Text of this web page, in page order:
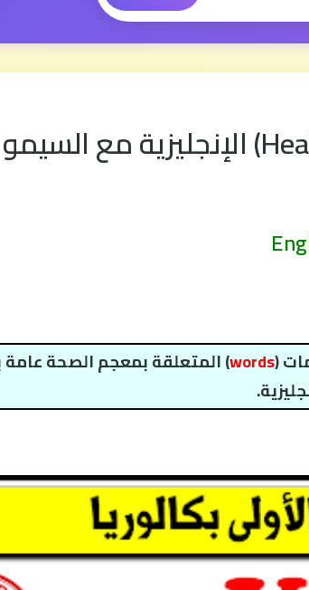
(
words) المتعلقة بمعجم الصحة عامة